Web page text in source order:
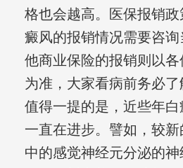
格也会越高。医保报销
癜风的报销情况需要咨
他商业保险的报销则以
为准，大家看病前务必了
值得一提的是，近些年
一直在进步。譬如，较
中的感觉神经元分泌的